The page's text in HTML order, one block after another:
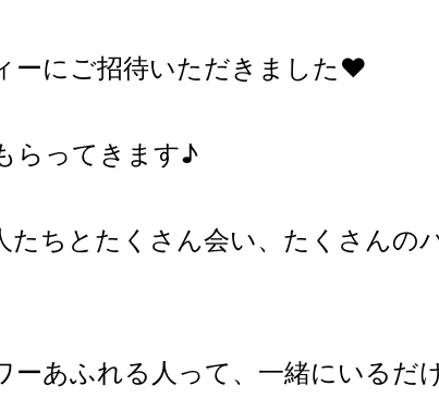
ーにご招待いただきました❤️
らってきます♪
ちとたくさん会い、たくさんの
あふれる人って、一緒にいるだ